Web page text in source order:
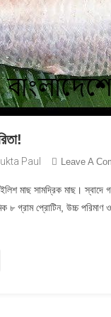
Paul Leave A
ইলিশ মাছ সামদ্রিক মাছ।
গ্রাম প্রোটিন, উচ্চ পরিমাণ